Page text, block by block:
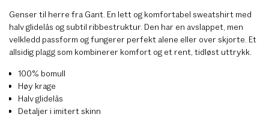
Genser til herre fra Gant. En lett og komfortabel sweatshirt med
halv glidelås og subtil ribbestruktur. Den har en avslappet, men
velkledd passform og fungerer perfekt alene eller over skjorte. Et
allsidig plagg som kombinerer komfort og et rent, tidløst uttrykk.
100% bomull
Høy krage
Halv glidelås
Detaljer i imitert skinn